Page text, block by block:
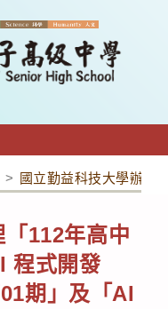
> 國立勤益科技大學辦理
112年高中
程式開發
期」及「AI